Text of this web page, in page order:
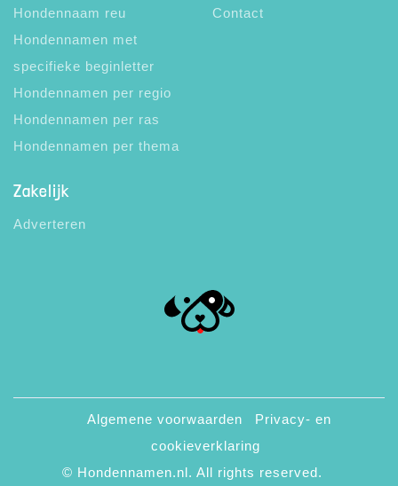
Hondennaam reu
Hondennamen met
specifieke beginletter
Hondennamen per regio
Hondennamen per ras
Hondennamen per thema
Contact
Zakelijk
Adverteren
© Hondennamen.nl. All rights reserved.
Algemene voorwaarden
Privacy- en
cookieverklaring